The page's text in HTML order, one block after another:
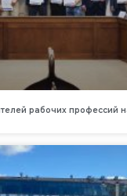
рабочих профессий